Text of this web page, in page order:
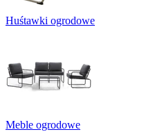
Huśtawki ogrodowe
Meble ogrodowe